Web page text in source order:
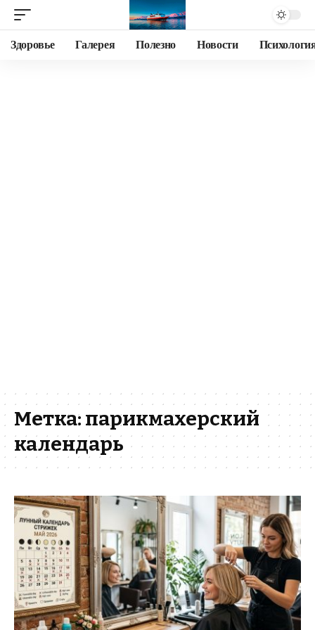
Здоровье Галерея Полезно Новости
Метка: парикмахерский
календарь